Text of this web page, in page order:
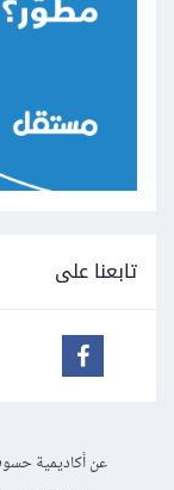
تابعنا على
عن أكاديمية